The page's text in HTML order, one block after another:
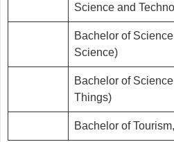
Science and
Bachelor of
Science)
Bachelor of
Things)
Bachelor of